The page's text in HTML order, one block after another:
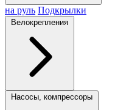
на руль Подкрылки
Велокрепления
Насосы, компрессоры